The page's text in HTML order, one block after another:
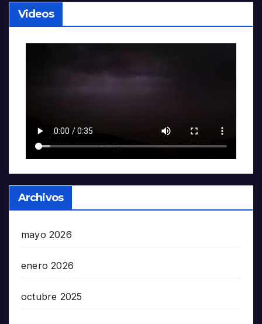
Videos
Archivos
mayo 2026
enero 2026
octubre 2025